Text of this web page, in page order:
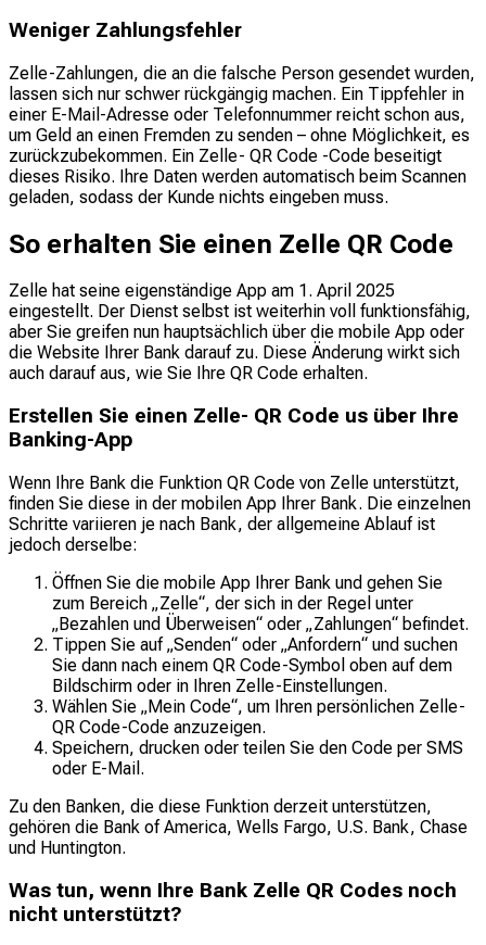
Weniger Zahlungsfehler
Zelle-Zahlungen, die an die falsche Person gesendet wurden,
lassen sich nur schwer rückgängig machen. Ein Tippfehler in
einer E-Mail-Adresse oder Telefonnummer reicht schon aus,
um Geld an einen Fremden zu senden – ohne Möglichkeit, es
zurückzubekommen. Ein Zelle- QR Code -Code beseitigt
dieses Risiko. Ihre Daten werden automatisch beim Scannen
geladen, sodass der Kunde nichts eingeben muss.
So erhalten Sie einen Zelle QR Code
Zelle hat seine eigenständige App am 1. April 2025
eingestellt. Der Dienst selbst ist weiterhin voll funktionsfähig,
aber Sie greifen nun hauptsächlich über die mobile App oder
die Website Ihrer Bank darauf zu. Diese Änderung wirkt sich
auch darauf aus, wie Sie Ihre QR Code erhalten.
Erstellen Sie einen Zelle- QR Code us über Ihre
Banking-App
Wenn Ihre Bank die Funktion QR Code von Zelle unterstützt,
finden Sie diese in der mobilen App Ihrer Bank. Die einzelnen
Schritte variieren je nach Bank, der allgemeine Ablauf ist
jedoch derselbe:
Öffnen Sie die mobile App Ihrer Bank und gehen Sie
zum Bereich „Zelle“, der sich in der Regel unter
„Bezahlen und Überweisen“ oder „Zahlungen“ befindet.
Tippen Sie auf „Senden“ oder „Anfordern“ und suchen
Sie dann nach einem QR Code-Symbol oben auf dem
Bildschirm oder in Ihren Zelle-Einstellungen.
Wählen Sie „Mein Code“, um Ihren persönlichen Zelle-
QR Code-Code anzuzeigen.
Speichern, drucken oder teilen Sie den Code per SMS
oder E-Mail.
Zu den Banken, die diese Funktion derzeit unterstützen,
gehören die Bank of America, Wells Fargo, U.S. Bank, Chase
und Huntington.
Was tun, wenn Ihre Bank Zelle QR Codes noch
nicht unterstützt?